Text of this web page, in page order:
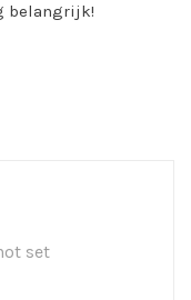
belangrijk!
set